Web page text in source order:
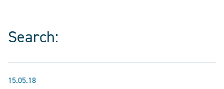
Search:
15.05.18